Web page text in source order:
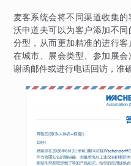
麦客系统会将不同渠道收集
沃申道夫可以为客户添加不
分型，从而更加精准的进行
在城市、展会类型、参加展
谢函邮件或进行电话回访，准确